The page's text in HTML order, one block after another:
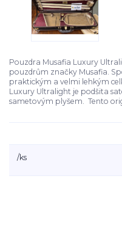
Pouzdra Musafia Luxury
pouzdrům značky Musafia.
praktickým a velmi lehkým
Luxury Ultralight je podšita
sametovým plyšem. Tento
/ks